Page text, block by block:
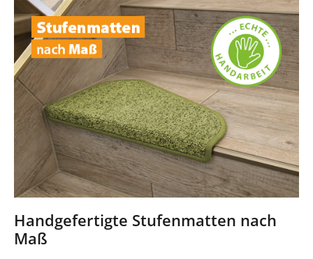
Handgefertigte Stufenmatten nach
Maß